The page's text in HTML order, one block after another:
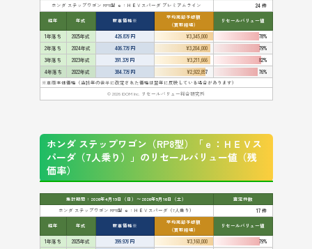
ホンダ ステップワゴン RP8型 ｅ：ＨＥＶスパーダ プレミアムライン
24 件
経年 年式 新車価格※
平均売却予想額
（買取相場）
リセールバリュー値
1年落ち 2025年式 426.8万円 ¥3,345,000
78%
2年落ち
2024年式 406.7万円 ¥3,204,000
79%
3年落ち
2023年式 391.3万円 ¥3,211,666
82%
4年落ち
2022年式 384.7万円 ¥2,922,857
76%
※車両本体価格（当該年の後半に改定された価格は翌年に反映している場合があります）
© 2026 IDOM Inc. リセールバリュー総合研究所
ホンダ ステップワゴン（RP8型）「ｅ：ＨＥＶス
パーダ（7人乗り）」のリセールバリュー値（残
価率）
集計期間：2026年4月19日（日）〜2026年5月16日（土）
査定件数
ホンダ ステップワゴン RP8型 ｅ：ＨＥＶスパーダ（7人乗り）
17 件
経年 年式 新車価格※
平均売却予想額
（買取相場）
リセールバリュー値
1年落ち 2025年式 399.9万円 ¥3,160,000
79%